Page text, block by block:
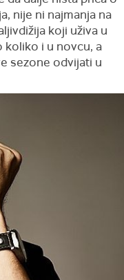
nije ni najmanja na
koji uživa u
koliko i u novcu, a
sezone odvijati u